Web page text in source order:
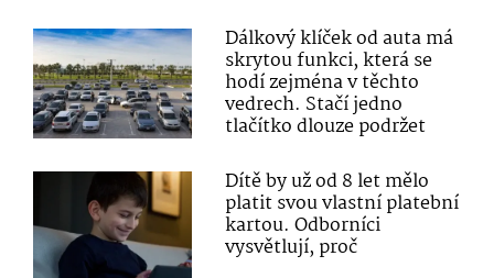
Dálkový klíček od auta má
skrytou funkci, která se
hodí zejména v těchto
vedrech. Stačí jedno
tlačítko dlouze podržet
Dítě by už od 8 let mělo
platit svou vlastní platební
kartou. Odborníci
vysvětlují, proč